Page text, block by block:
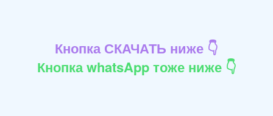
Кнопка СКАЧАТЬ ниже 👇
Кнопка whatsApp тоже ниже 👇